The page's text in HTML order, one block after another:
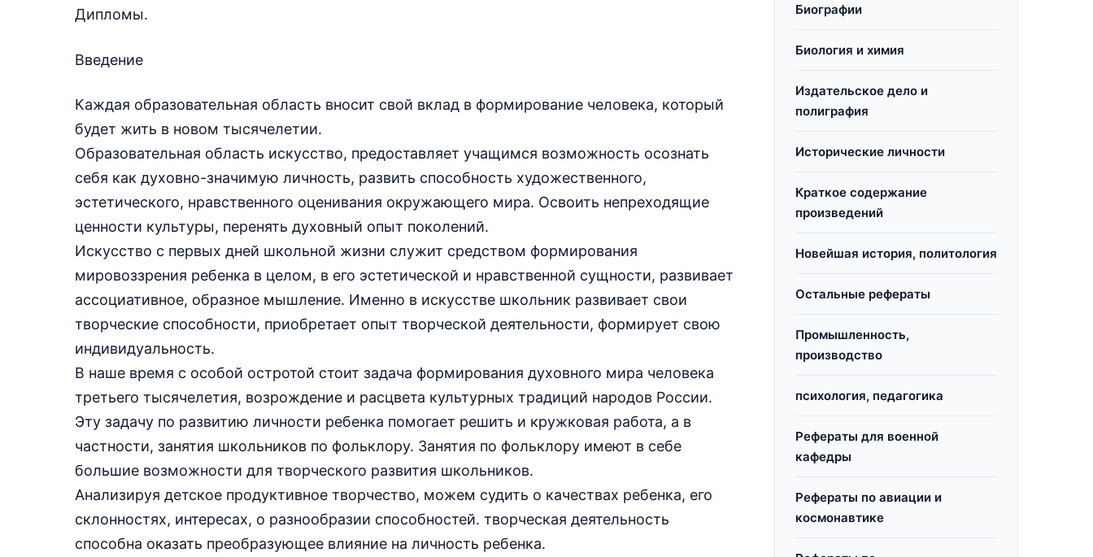
Дипломы.
Введение
Каждая образовательная область вносит свой вклад в формирование человека, который
будет жить в новом тысячелетии.
Образовательная область искусство, предоставляет учащимся возможность осознать
себя как духовно-значимую личность, развить способность художественного,
эстетического, нравственного оценивания окружающего мира. Освоить непреходящие
ценности культуры, перенять духовный опыт поколений.
Искусство с первых дней школьной жизни служит средством формирования
мировоззрения ребенка в целом, в его эстетической и нравственной сущности, развивает
ассоциативное, образное мышление. Именно в искусстве школьник развивает свои
творческие способности, приобретает опыт творческой деятельности, формирует свою
индивидуальность.
В наше время с особой остротой стоит задача формирования духовного мира человека
третьего тысячелетия, возрождение и расцвета культурных традиций народов России.
Эту задачу по развитию личности ребенка помогает решить и кружковая работа, а в
частности, занятия школьников по фольклору. Занятия по фольклору имеют в себе
большие возможности для творческого развития школьников.
Анализируя детское продуктивное творчество, можем судить о качествах ребенка, его
склонностях, интересах, о разнообразии способностей. творческая деятельность
способна оказать преобразующее влияние на личность ребенка.
Биографии
Биология и химия
Издательское дело и
полиграфия
Исторические личности
Краткое содержание
произведений
Новейшая история, политология
Остальные рефераты
Промышленность,
производство
психология, педагогика
Рефераты для военной
кафедры
Рефераты по авиации и
космонавтике